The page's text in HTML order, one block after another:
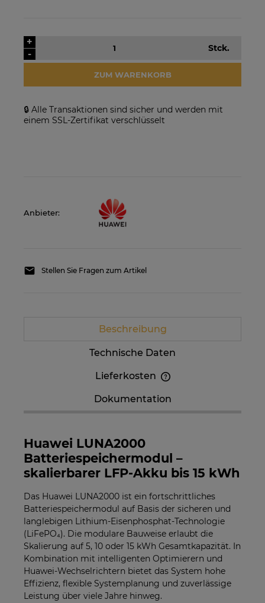
VERFÜGBARKEIT DER
ARTIKEL MELDEN
VERFÜGBARKEIT DER
ARTIKEL MELDEN
-
+
Stck.
ZUM WARENKORB
🔒 Alle Transaktionen sind sicher und werden mit
einem SSL-Zertifikat verschlüsselt
Anbieter:
Stellen Sie Fragen zum Artikel
Beschreibung
Technische Daten
Lieferkosten
enthalten. Die Versandkosten können höher
Dokumentation
Huawei LUNA2000
Batteriespeichermodul –
skalierbarer LFP-Akku bis 15 kWh
Das Huawei LUNA2000 ist ein fortschrittliches
Batteriespeichermodul auf Basis der sicheren und
langlebigen Lithium-Eisenphosphat-Technologie
(LiFePO₄). Die modulare Bauweise erlaubt die
Skalierung auf 5, 10 oder 15 kWh Gesamtkapazität. In
Kombination mit intelligenten Optimierern und
Huawei-Wechselrichtern bietet das System hohe
Effizienz, flexible Systemplanung und zuverlässige
Leistung über viele Jahre hinweg.